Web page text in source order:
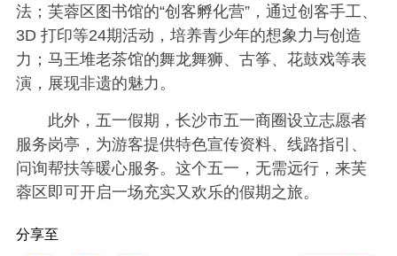
法；芙蓉区图书馆的“创客孵化营”，通过创客手工、
3D 打印等24期活动，培养青少年的想象力与创造
力；马王堆老茶馆的舞龙舞狮、古筝、花鼓戏等表
演，展现非遗的魅力。
此外，五一假期，长沙市五一商圈设立志愿者
服务岗亭，为游客提供特色宣传资料、线路指引、
问询帮扶等暖心服务。这个五一，无需远行，来芙
蓉区即可开启一场充实又欢乐的假期之旅。
分享至